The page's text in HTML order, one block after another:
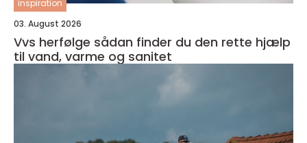
inspiration
03. August 2026
Vvs herfølge sådan finder du den rette hjælp
til vand, varme og sanitet